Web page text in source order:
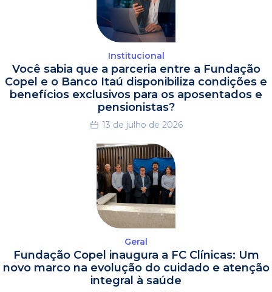
Institucional
Você sabia que a parceria entre a Fundação
Copel e o Banco Itaú disponibiliza condições e
benefícios exclusivos para os aposentados e
pensionistas?
13 de julho de 2026
Geral
Fundação Copel inaugura a FC Clínicas: Um
novo marco na evolução do cuidado e atenção
integral à saúde